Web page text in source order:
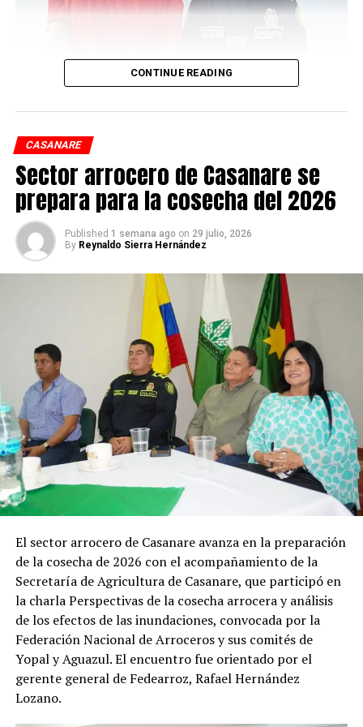
Captura por orden judicial al abusador de menor de
Durante una diligencia de allanamiento y registro
realizada el pasado 23 de julio por la Policía Nacional en
un inmueble del barrio Provipaz de Aguazul, fueron
halladas sustancias estupefacientes, entre ellas
marihuana y cocaína, que, al parecer, eran
comercializadas por Liliana Rodríguez Monguí.
La mujer fue capturada en flagrancia.
Por otra parte, Yorman Stiven Bernal Naranjo fue
capturado en flagrancia por la Policía Nacional luego de
una requisa practicada el pasado 25 de julio.
Este hombre, presuntamente, portaba 44 papeletas de
bazuco mientras transitaba por el barrio Villa Nelly de
Yopal. Fiscales de la Seccional Casanare les imputaron el
delito de tráfico, fabricación o porte de estupefacientes.
Ninguno de los procesados aceptó el cargo.
ADVERTISEMENT
CONTINUE READING
CASANARE
Sector arrocero de Casanare se
prepara para la cosecha del 2026
Published 1 semana ago on 29 julio, 2026
By Reynaldo Sierra Hernández
El sector arrocero de Casanare avanza en la preparación
de la cosecha de 2026 con el acompañamiento de la
Secretaría de Agricultura de Casanare, que participó en
la charla Perspectivas de la cosecha arrocera y análisis
de los efectos de las inundaciones, convocada por la
Federación Nacional de Arroceros y sus comités de
Yopal y Aguazul. El encuentro fue orientado por el
gerente general de Fedearroz, Rafael Hernández
Lozano.